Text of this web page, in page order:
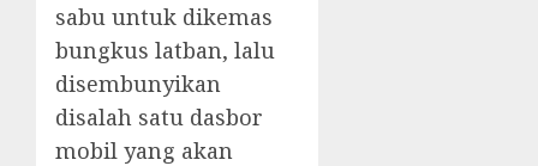
sabu untuk dikemas
bungkus latban, lalu
disembunyikan
disalah satu dasbor
mobil yang akan